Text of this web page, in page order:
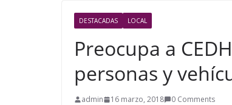
DESTACADAS LOCAL
Preocupa a
personas y
admin 16 marzo, 2018 0 Comments